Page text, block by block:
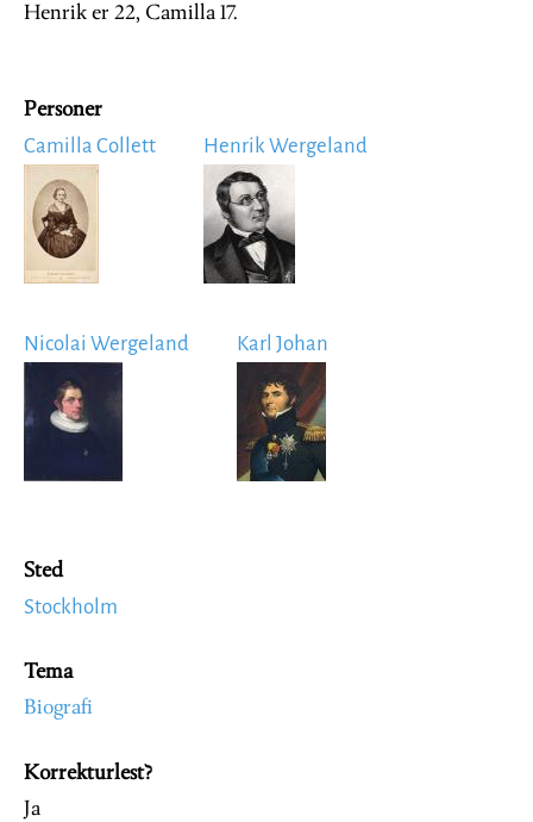
Henrik er 22, Camilla 17.
Personer
Camilla Collett
Image
Henrik Wergeland
Image
Nicolai Wergeland
Image
Karl Johan
Image
Sted
Stockholm
Tema
Biografi
Korrekturlest?
Ja